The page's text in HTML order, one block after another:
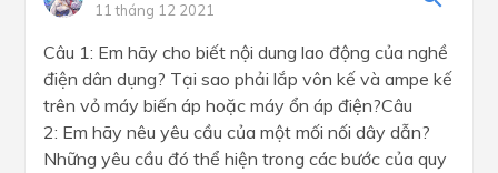
11 tháng 12 2021
Câu 1: Em hãy cho biết nội dung lao động của nghề
điện dân dụng? Tại sao phải lắp vôn kế và ampe kế
trên vỏ máy biến áp hoặc máy ổn áp điện?Câu
2: Em hãy nêu yêu cầu của một mối nối dây dẫn?
Những yêu cầu đó thể hiện trong các bước của quy